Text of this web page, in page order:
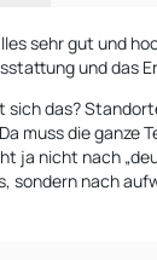
sehr gut und
und das
sich das?
muss die ganze
ja nicht nach
sondern nach